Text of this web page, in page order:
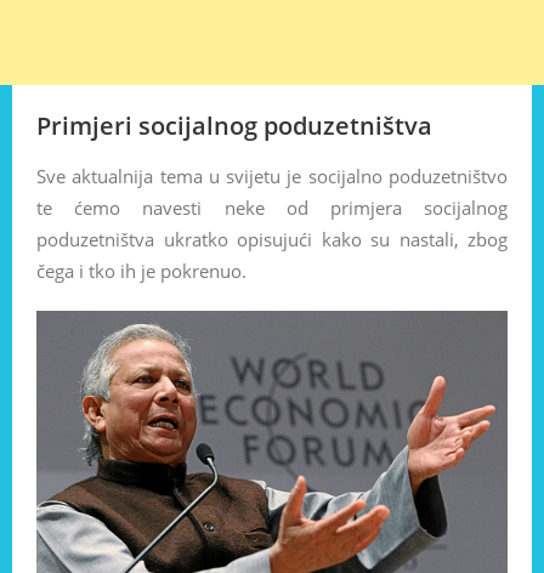
Primjeri socijalnog poduzetništva
Sve aktualnija tema u svijetu je socijalno poduzetništvo
te ćemo navesti neke od primjera socijalnog
poduzetništva ukratko opisujući kako su nastali, zbog
čega i tko ih je pokrenuo.